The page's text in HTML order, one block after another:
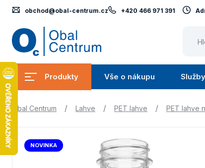
Produkty
Submenu
Produkty
Vše o nákupu
Submenu
Vše
Služby
obchod@obal-centrum.cz +420 466 971 391
Obal Centrum / Lahve / PET lahve / PET lahve
NOVINKA